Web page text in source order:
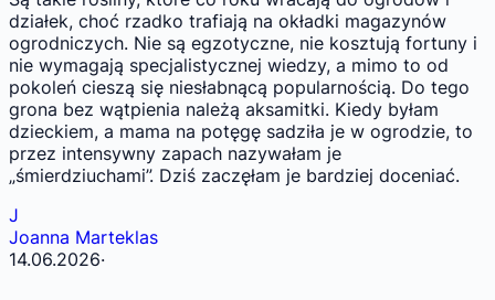
działek, choć rzadko trafiają na okładki magazynów
ogrodniczych. Nie są egzotyczne, nie kosztują fortuny i
nie wymagają specjalistycznej wiedzy, a mimo to od
pokoleń cieszą się niesłabnącą popularnością. Do tego
grona bez wątpienia należą aksamitki. Kiedy byłam
dzieckiem, a mama na potęgę sadziła je w ogrodzie, to
przez intensywny zapach nazywałam je
„śmierdziuchami”. Dziś zaczęłam je bardziej doceniać.
J
Joanna Marteklas
14.06.2026·